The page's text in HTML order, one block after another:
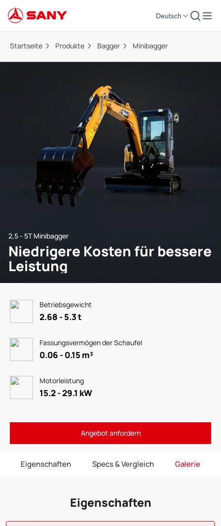
Deutsch
Startseite Produkte Bagger Minibagger
2,5 - 5T Minibagger
Niedrigere Kosten für bessere
Leistung
Betriebsgewicht
2.68 - 5.3 t
Fassungsvermögen der Schaufel
0.06 - 0.15 m³
Motorleistung
15.2 - 29.1 kW
Angebot anfordern
Eigenschaften Specs & Vergleich Galerie
Eigenschaften